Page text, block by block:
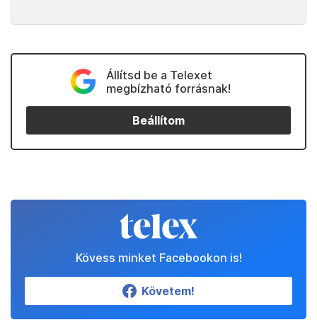
Állítsd be a Telexet
megbízható forrásnak!
Beállítom
Kövess minket Facebookon is!
Követem!